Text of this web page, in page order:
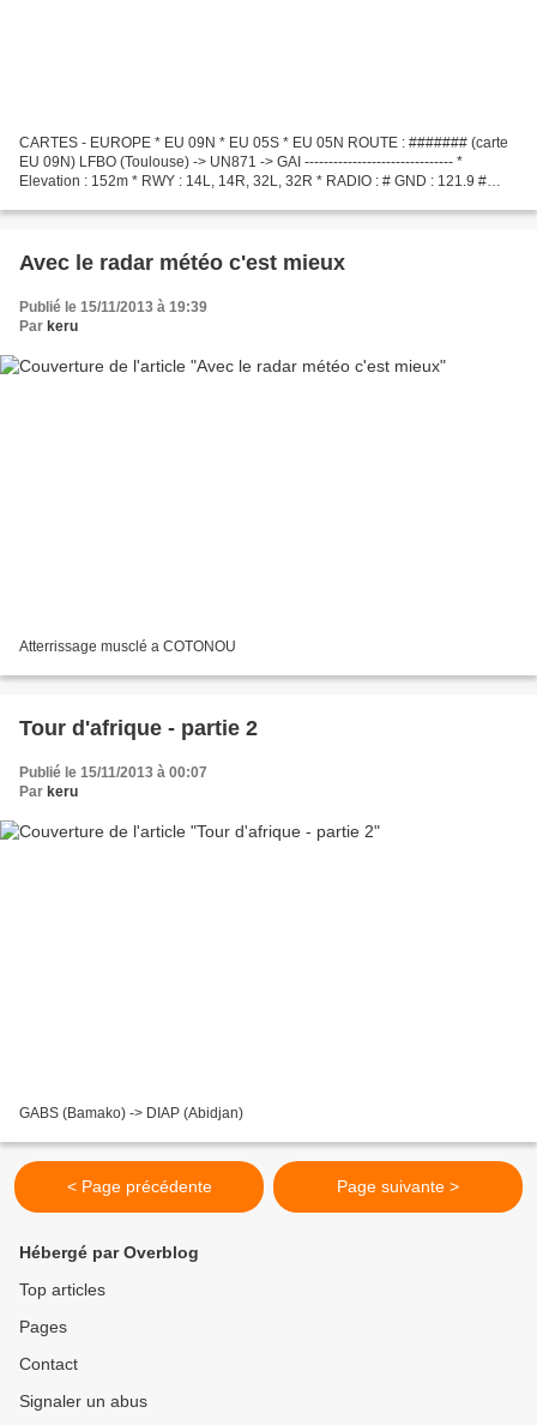
CARTES - EUROPE * EU 09N * EU 05S * EU 05N ROUTE : ####### (carte
EU 09N) LFBO (Toulouse) -> UN871 -> GAI ------------------------------- *
Elevation : 152m * RWY : 14L, 14R, 32L, 32R * RADIO : # GND : 121.9 #
Avec le radar météo c'est mieux
Publié le 15/11/2013 à 19:39
Par keru
Atterrissage musclé a COTONOU
Tour d'afrique - partie 2
Publié le 15/11/2013 à 00:07
Par keru
GABS (Bamako) -> DIAP (Abidjan)
< Page précédente Page suivante >
Hébergé par Overblog
Top articles
Pages
Contact
Signaler un abus